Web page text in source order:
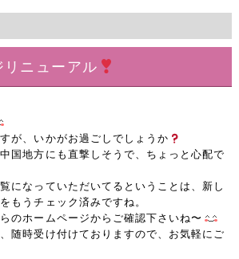
ニューアル
が、いかがお過ごしでしょうか
国地方にも直撃しそうで、ちょっと心配で
になっていただいてるということは、新し
もうチェック済みですね。
のホームページからご確認下さいね〜
随時受け付けておりますので、お気軽にご